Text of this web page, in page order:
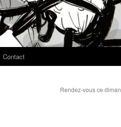
Contact
Rendez-vous ce